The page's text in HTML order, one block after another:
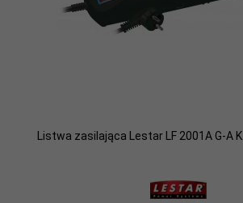
Listwa zasilająca Lestar LF 2001A G-A